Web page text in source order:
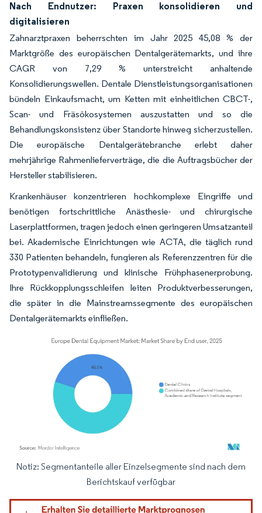
Nach Endnutzer: Praxen konsolidieren und
digitalisieren
Zahnarztpraxen beherrschten im Jahr 2025 45,08 % der
Marktgröße des europäischen Dentalgerätemarkts, und ihre
CAGR von 7,29 % unterstreicht anhaltende
Konsolidierungswellen. Dentale Dienstleistungsorganisationen
bündeln Einkaufsmacht, um Ketten mit einheitlichen CBCT-,
Scan- und Fräsökosystemen auszustatten und so die
Behandlungskonsistenz über Standorte hinweg sicherzustellen.
Die europäische Dentalgerätebranche erlebt daher
mehrjährige Rahmenlieferverträge, die die Auftragsbücher der
Hersteller stabilisieren.
Krankenhäuser konzentrieren hochkomplexe Eingriffe und
benötigen fortschrittliche Anästhesie- und chirurgische
Laserplattformen, tragen jedoch einen geringeren Umsatzanteil
bei. Akademische Einrichtungen wie ACTA, die täglich rund
330 Patienten behandeln, fungieren als Referenzzentren für die
Prototypenvalidierung und klinische Frühphasenerprobung.
Ihre Rückkopplungsschleifen leiten Produktverbesserungen,
die später in die Mainstreamssegmente des europäischen
Dentalgerätemarkts einfließen.
Bild © Mordor Intelligence. Wiederverwendung erfordert Namensnennung
Notiz: Segmentanteile aller Einzelsegmente sind nach dem
Berichtskauf verfügbar